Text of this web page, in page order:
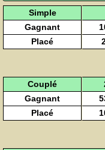
Simple
Gagnant
Placé
Couplé
Gagnant
Placé